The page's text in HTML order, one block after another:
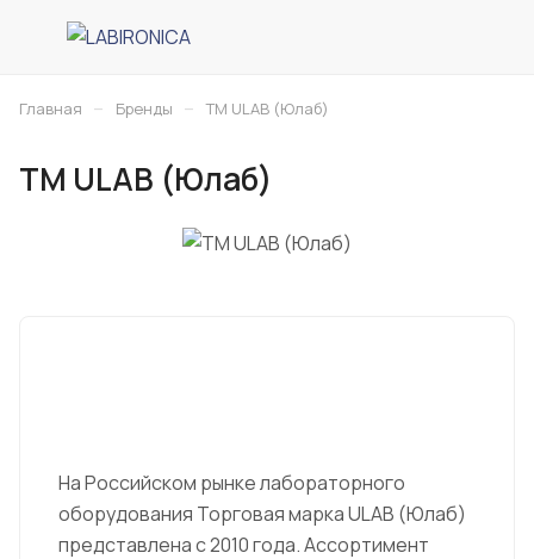
Главная – Бренды – ТМ ULAB (Юлаб)
ТМ ULAB (Юлаб)
На Российском рынке лабораторного
оборудования Торговая марка ULAB (Юлаб)
представлена с 2010 года. Ассортимент